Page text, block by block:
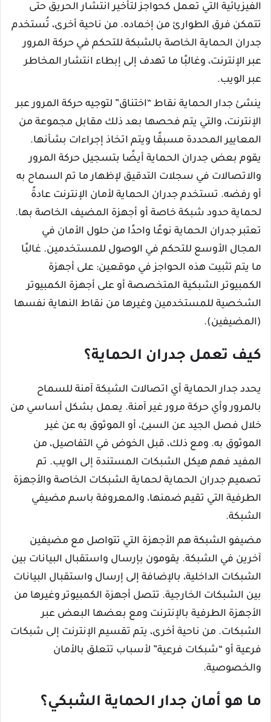
الفيزيائية التي تعمل كحواجز لتأخير انتشار الحريق حتى
تتمكن فرق الطوارئ من إخماده. من ناحية أخرى، تُستخدم
جدران الحماية الخاصة بالشبكة للتحكم في حركة المرور
عبر الإنترنت، وغالبًا ما تهدف إلى إبطاء انتشار المخاطر
عبر الويب.
ينشئ جدار الحماية نقاط “اختناق” لتوجيه حركة المرور عبر
الإنترنت، والتي يتم فحصها بعد ذلك مقابل مجموعة من
المعايير المحددة مسبقًا ويتم اتخاذ إجراءات بشأنها.
يقوم بعض جدران الحماية أيضًا بتسجيل حركة المرور
والاتصالات في سجلات التدقيق لإظهار ما تم السماح به
أو رفضه. تستخدم جدران الحماية لأمان الإنترنت عادةً
لحماية حدود شبكة خاصة أو أجهزة المضيف الخاصة بها.
تعتبر جدران الحماية نوعًا واحدًا من حلول الأمان في
المجال الأوسع للتحكم في الوصول للمستخدمين. غالبًا
ما يتم تثبيت هذه الحواجز في موقعين: على أجهزة
الكمبيوتر الشبكية المتخصصة أو على أجهزة الكمبيوتر
الشخصية للمستخدمين وغيرها من نقاط النهاية نفسها
(المضيفين).
كيف تعمل جدران الحماية؟
يحدد جدار الحماية أي اتصالات الشبكة آمنة للسماح
بالمرور وأي حركة مرور غير آمنة. يعمل بشكل أساسي من
خلال فصل الجيد عن السيئ، أو الموثوق به عن غير
الموثوق به. ومع ذلك، قبل الخوض في التفاصيل، من
المفيد فهم هيكل الشبكات المستندة إلى الويب. تم
تصميم جدران الحماية لحماية الشبكات الخاصة والأجهزة
الطرفية التي تقيم ضمنها، والمعروفة باسم مضيفي
الشبكة.
مضيفو الشبكة هم الأجهزة التي تتواصل مع مضيفين
آخرين في الشبكة. يقومون بإرسال واستقبال البيانات بين
الشبكات الداخلية، بالإضافة إلى إرسال واستقبال البيانات
بين الشبكات الخارجية. تتصل أجهزة الكمبيوتر وغيرها من
الأجهزة الطرفية بالإنترنت ومع بعضها البعض عبر
الشبكات. من ناحية أخرى، يتم تقسيم الإنترنت إلى شبكات
فرعية أو “شبكات فرعية” لأسباب تتعلق بالأمان
والخصوصية.
ما هو أمان جدار الحماية الشبكي؟